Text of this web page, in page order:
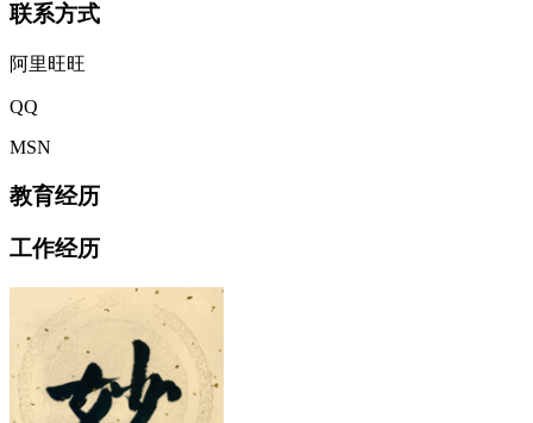
联系方式
阿里旺旺
QQ
MSN
教育经历
工作经历